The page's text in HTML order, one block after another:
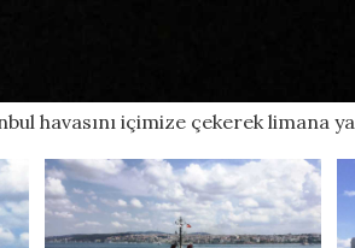
havasını içimize çekerek limana